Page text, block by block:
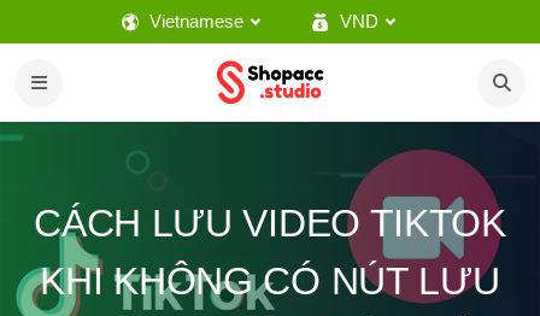
Vietnamese VND
CÁCH LƯU VIDEO TIKTOK
KHI KHÔNG CÓ NÚT LƯU